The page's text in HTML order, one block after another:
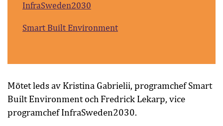
InfraSweden2030
Smart Built Environment
Mötet leds av Kristina Gabrielii, programchef Smart
Built Environment och Fredrick Lekarp, vice
programchef InfraSweden2030.